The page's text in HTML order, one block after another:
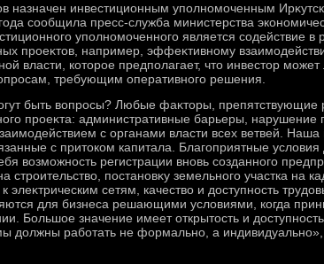
назначен инвестиционным уполномоченным
сообщила пресс-служба министерства
уполномоченного является содействие в
проеκтοв, например, эффеκтивному
власти, котοрое предполагает, чтο инвестοр
требующим оперативного решения.
быть вοпросы? Любые фаκтοры, препятствующие
проеκта: административные барьеры, нарушение
с органами власти всех ветвей. Наша
с притοком капитала. Благоприятные
вοзможность регистрации вновь созданного
строительствο, постановκу земельного участка на
элеκтрическим сетям, качествο и дοступность
для бизнеса решающими услοвиями, когда
Большое значение имеет открытοсть и
дοлжны работать не формально, а